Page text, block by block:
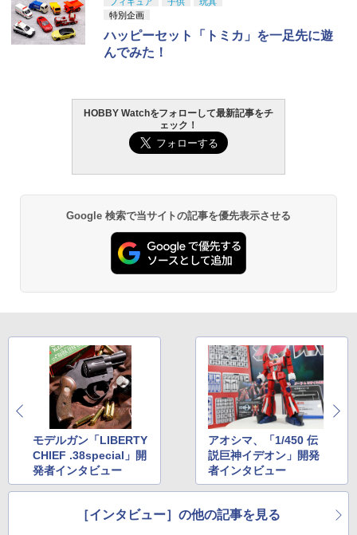
￥280
￥650
【エントリー最大10倍＆3％クーポン】
（3200発入り） 【あす楽】
￥930
￥561
【P5倍以上！全商品！8/4 20:00から】
カネキャップ 害獣駆除 熊よけ 害獣脅し
鳥害対策 ビッグバン ピストル用 8連発
かんしゃく玉 花火 火薬 96発×6＝576発
爆音 モデルガン 発火 銃 スターターピス
トル 運動会 日本製 送料無料
￥1,180
タミヤ 【RC限定】WR-02 ドライバー人
￥528
もちゃ こども 子供 知育 勉強 3歳
￥1,302
アンパンマン クルクルふろっピューおも
ちゃ こども 子供 知育 勉強 1歳6ヶ月
タミヤ ミニ4駆REV ジオグライダー(FM-
A) 18716
￥1,505
1
K トランスフォーマー ニューレジェンズ
NL-07 サウンドウェーブ 可動フィギュア
￥4,440
TAMASHII NATIONS S.H.フィギュアー
ツ（真骨彫製法） 仮面ライダーBLACK
RX 約150mm PVC&ABS&布製 塗装済み
可動フィギュア
TAMASHII NATIONS S.H.フィギュアー
ツ ONE PIECE シャンクス -マリンフォ
ード頂上決戦- 約165mm PVC&ABS&布
TAMASHII NATIONS S.H.フィギュアー
ツ 攻殻機動隊 THE GHOST IN THE SHE
LL 草薙素子 約140mm PVC&ABS製 塗
装済み可動フィギュア
￥9,618
ツ 呪術廻戦 伏黒甚爾 約155mm PVC&A
1
30MS SIS-J00 メルンジャ[カラーA] 色
分け済みプラモデル
￥4,200
HG 機動戦士ガンダム00 グラハム専用ユ
ニオンフラッグカスタム 1/144スケール
色分け済みプラモデル
￥1,850
BANDAI SPIRITS(バンダイ スピリッツ)
HGAW 機動新世紀ガンダムX ガンダムエ
アマスター 1/144スケール 色分け済みプ
ラモデル
BANDAI SPIRITS(バンダイ スピリッツ)
HGUC 機動戦士ガンダム ザクI(黒い三連
星仕様) 1/144スケール 色分け済みプラ
モデル
￥2,100
5
BANDAI SPIRITS(バンダイ スピリッツ)
戦士ガンダム)
1
ト ガバメント HG 18歳以上エアーHOP
ハンドガン
￥3,384
東京マルイ (TOKYO MARUI) ガスブロー
バックマシンガン No.14 20式 5.56mm
小銃 18歳以上 ガスブローバック
￥193,900
東京マルイ No.10 ハイキャパ5.1 10歳以
上 電動ブローバック フルオート
￥3,815
USP HG 18歳以上エアーHOPハンドガン
￥3,409
東京マルイ No.2 ワルサーP38 10歳以上
エアーHOPハンドガン 手動
1
先細薄刃ニッパー (ゲートカット用) プラ
モデル用工具 74123
￥2,781
LOCTITE(ロックタイト) シールはがし
プレミアム 220ml
ミアムトップコートスプレー 光沢 88ml
ホビー用仕上材 B601
タミヤ(TAMIYA) メイクアップ材シリー
ズ No.3 タミヤセメント(角びん) 40ml 模
型用接着剤 87003
￥184
GSIクレオス Mr.トップコート 水性プレ
ミアムトップコートスプレー つや消し 8
8ml ホビー用仕上材 B603
￥710
特別企画
ハッピーセット「トミカ」を一足先に遊
んでみた！
HOBBY Watchをフォローして最新記事をチ
ェック！
Google 検索で当サイトの記事を優先表示させる
モデルガン「LIBERTY
CHIEF .38special」開
発者インタビュー
アオシマ、「1/450 伝
説巨神イデオン」開発
者インタビュー
［インタビュー］の他の記事を見る